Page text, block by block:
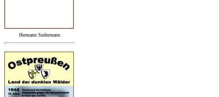
Hermann Sudermann